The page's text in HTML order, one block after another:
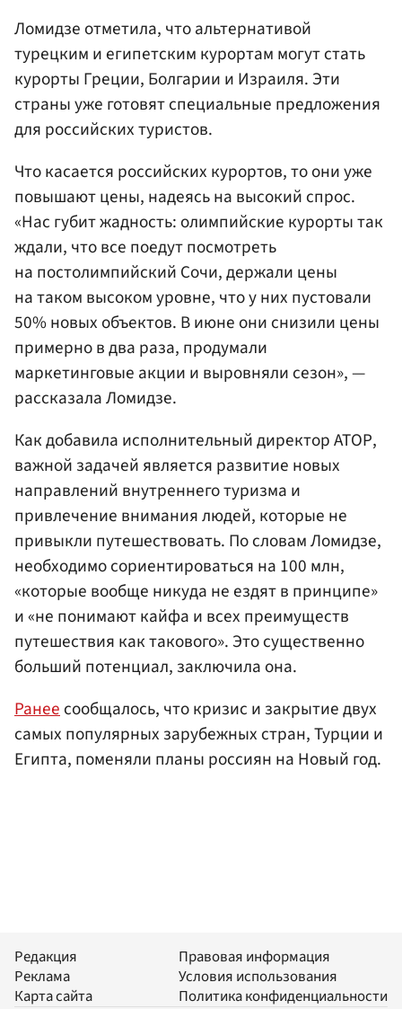
Ломидзе отметила, что альтернативой
турецким и египетским курортам могут стать
курорты Греции, Болгарии и Израиля. Эти
страны уже готовят специальные предложения
для российских туристов.
Что касается российских курортов, то они уже
повышают цены, надеясь на высокий спрос.
«Нас губит жадность: олимпийские курорты так
ждали, что все поедут посмотреть
на постолимпийский Сочи, держали цены
на таком высоком уровне, что у них пустовали
50% новых объектов. В июне они снизили цены
примерно в два раза, продумали
маркетинговые акции и выровняли сезон», —
рассказала Ломидзе.
Как добавила исполнительный директор АТОР,
важной задачей является развитие новых
направлений внутреннего туризма и
привлечение внимания людей, которые не
привыкли путешествовать. По словам Ломидзе,
необходимо сориентироваться на 100 млн,
«которые вообще никуда не ездят в принципе»
и «не понимают кайфа и всех преимуществ
путешествия как такового». Это существенно
больший потенциал, заключила она.
Ранеесообщалось, что кризис и закрытие двух
самых популярных зарубежных стран, Турции и
Египта, поменяли планы россиян на Новый год.
Редакция
Реклама
Карта сайта
Правовая информация
Условия использования
Политика конфиденциальности